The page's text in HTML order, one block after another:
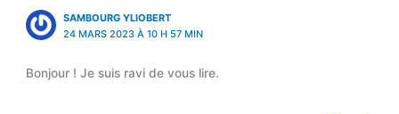
SAMBOURG YLIOBERT
24 MARS 2023 À 10 H 57 MIN
Bonjour ! Je suis ravi de vous lire.